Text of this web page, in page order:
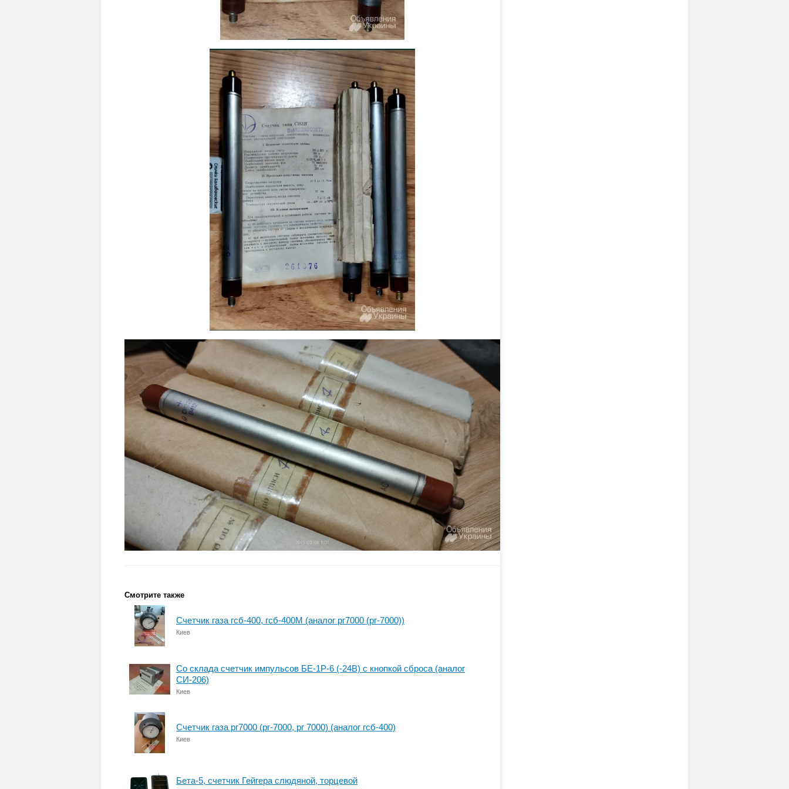
Смотрите также
Счетчик газа гсб-400, гсб-400М (аналог рг7000 (рг-7000))
Киев
Cо склада счетчик импульсов БЕ-1Р-6 (-24В) с кнопкой сброса (аналог
СИ-206)
Киев
Счетчик газа рг7000 (рг-7000, рг 7000) (аналог гсб-400)
Киев
Бета-5, счетчик Гейгера слюдяной, торцевой